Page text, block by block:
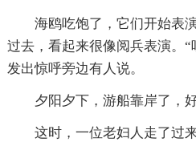
海鸥吃饱了，它们开始表
过去，看起来很像阅兵表演。
发出惊呼旁边有人说。
夕阳夕下，游船靠岸了，
这时，一位老妇人走了过